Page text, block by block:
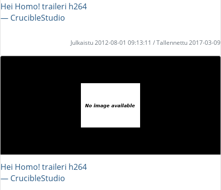
Hei Homo! traileri h264
― CrucibleStudio
Julkaistu 2012-08-01 09:13:11 / Tallennettu 2017-03-09
Hei Homo! traileri h264
― CrucibleStudio